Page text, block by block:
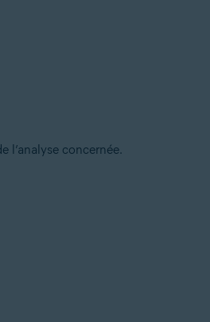
l’analyse concernée.